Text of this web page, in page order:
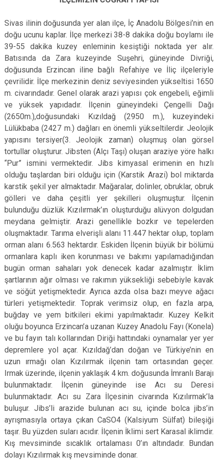
Sivas ilinin doğusunda yer alan ilçe, İç Anadolu Bölgesi’nin en
doğu ucunu kaplar. İlçe merkezi 38-8 dakika doğu boylamı ile
39-55 dakika kuzey enleminin kesiştiği noktada yer alır.
Batısında da Zara kuzeyinde Suşehri, güneyinde Divriği,
doğusunda Erzincan iline bağlı Refahiye ve İliç ilçeleriyle
çevrilidir. İlçe merkezinin deniz seviyesinden yükseltisi 1650
m. civarındadır. Genel olarak arazi yapısı çok engebeli, eğimli
ve yüksek yapıdadır. İlçenin güneyindeki Çengelli Dağı
(2650m.),doğusundaki Kızıldağ (2950 m.), kuzeyindeki
Lülükbaba (2427 m.) dağları en önemli yükseltilerdir. Jeolojik
yapısını tersiyer(3. Jeolojik zaman) oluşmuş olan görsel
tortullar oluşturur. Jibsten (Alçı Taşı) oluşan araziye yöre halkı
“Pur” ismini vermektedir. Jibs kimyasal erimenin en hızlı
olduğu taşlardan biri olduğu için (Karstik Arazi) bol miktarda
karstik şekil yer almaktadır. Mağaralar, dolinler, obruklar, obruk
gölleri ve daha çeşitli yer şekilleri oluşmuştur. İlçenin
bulunduğu düzlük Kızılırmak’ın oluşturduğu alüvyon dolgudan
meydana gelmiştir. Arazi genellikle bozkır ve tepelerden
oluşmaktadır. Tarıma elverişli alanı 11.447 hektar olup, toplam
orman alanı 6.563 hektardır. Eskiden İlçenin büyük bir bölümü
ormanlara kaplı iken korunması ve bakımı yapılamadığından
bugün orman sahaları yok denecek kadar azalmıştır. İklim
şartlarının ağır olması ve rakımın yüksekliği sebebiyle kavak
ve söğüt yetişmektedir. Ayrıca azda olsa bazı meyve ağacı
türleri yetişmektedir. Toprak verimsiz olup, en fazla arpa,
buğday ve yem bitkileri ekimi yapılmaktadır. Kuzey Kelkit
oluğu boyunca Erzincan’a uzanan Kuzey Anadolu Fayı (Konela)
ve bu fayın talı kollarından Diriği hattındaki oynamalar yer yer
depremlere yol açar. Kızıldağ’dan doğan ve Türkiye’nin en
uzun ırmağı olan Kızılırmak ilçenin tam ortasından geçer.
Irmak üzerinde, ilçenin yaklaşık 4 km. doğusunda İmranlı Barajı
bulunmaktadır. İlçenin güneyinde ise Acı su Deresi
bulunmaktadır. Acı su Zara İlçesinin civarında Kızılırmak’la
buluşur. Jibs’li arazide bulunan acı su, içinde bolca jibs’in
ayrışmasıyla ortaya çıkan CaSO4 (Kalsiyum Sülfat) bileşiği
taşır. Bu yüzden suları acıdır. İlçenin İklimi sert Karasal iklimdir.
Kış mevsiminde sıcaklık ortalaması 0’ın altındadır. Bundan
dolayı Kızılırmak kış mevsiminde donar.